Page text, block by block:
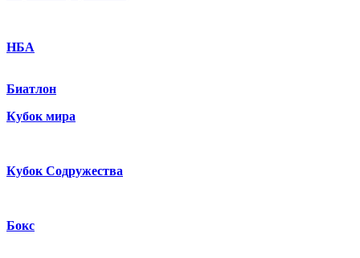
НБА
Биатлон
Кубок мира
Кубок Содружества
Бокс